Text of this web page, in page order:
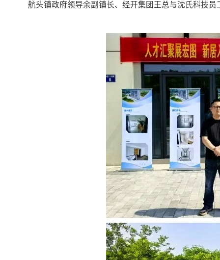
航头镇政府领导余副镇长、经开集团王总与沈氏科技